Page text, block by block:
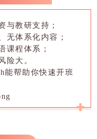
与教研支持；
无体系化内容；
课程体系；
险大。
能帮助你快速开班